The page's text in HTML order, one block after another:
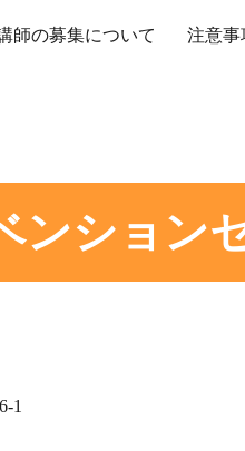
師の募集について 注意事
ンション
1